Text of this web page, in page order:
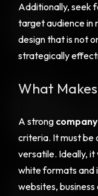
Additionally, seek
target audience in
design that is not
strategically
What
A strong
criteria. It must be
versatile. Ideally,
white formats and
websites,